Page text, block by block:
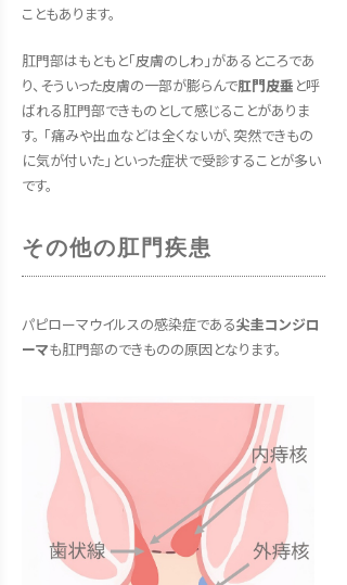
こともあります。
肛門部はもともと「皮膚のしわ」があるところであ
り、そういった皮膚の一部が膨らんで肛門皮垂 と呼
ばれる肛門部できものとして感じることがありま
す。 「痛みや出血などは全くないが、突然できもの
に気が付いた」といった症状で受診することが多い
です。
その他の肛門疾患
パピローマウイルスの感染症である尖圭コンジロ
ーマも肛門部のできものの原因となります。